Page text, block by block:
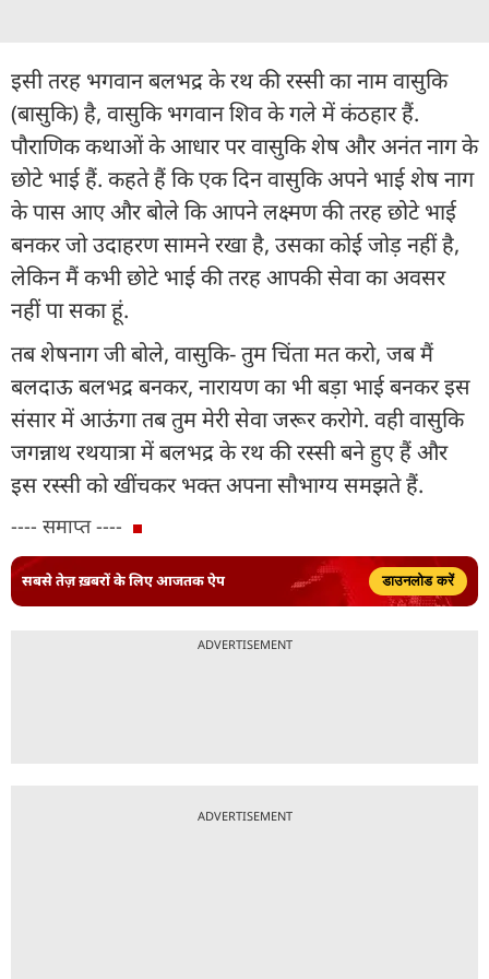
इसी तरह भगवान बलभद्र के रथ की रस्सी का नाम वासुकि
(बासुकि) है, वासुकि भगवान शिव के गले में कंठहार हैं.
पौराणिक कथाओं के आधार पर वासुकि शेष और अनंत नाग के
छोटे भाई हैं. कहते हैं कि एक दिन वासुकि अपने भाई शेष नाग
के पास आए और बोले कि आपने लक्ष्मण की तरह छोटे भाई
बनकर जो उदाहरण सामने रखा है, उसका कोई जोड़ नहीं है,
लेकिन मैं कभी छोटे भाई की तरह आपकी सेवा का अवसर
नहीं पा सका हूं.
तब शेषनाग जी बोले, वासुकि- तुम चिंता मत करो, जब मैं
बलदाऊ बलभद्र बनकर, नारायण का भी बड़ा भाई बनकर इस
संसार में आऊंगा तब तुम मेरी सेवा जरूर करोगे. वही वासुकि
जगन्नाथ रथयात्रा में बलभद्र के रथ की रस्सी बने हुए हैं और
इस रस्सी को खींचकर भक्त अपना सौभाग्य समझते हैं.
---- समाप्त ----
सबसे तेज़ ख़बरों के लिए आजतक ऐप डाउनलोड करें
ADVERTISEMENT
ADVERTISEMENT